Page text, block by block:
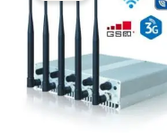
499,00€. 299,99€.